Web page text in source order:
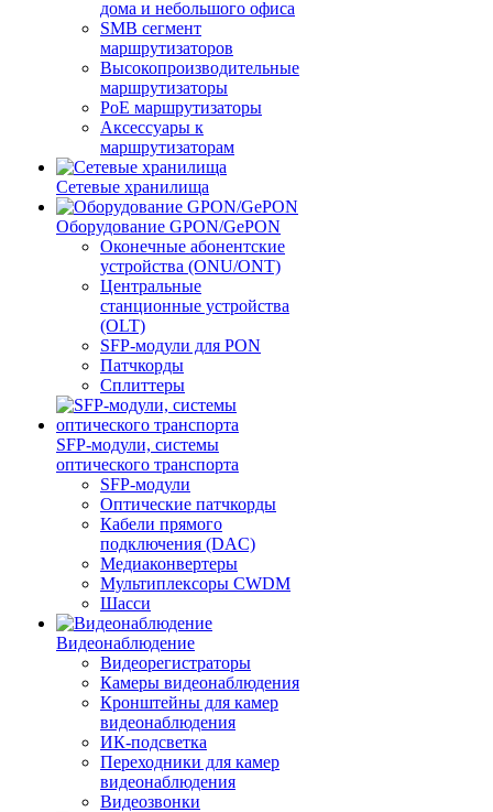
дома и небольшого офиса
SMB сегмент
маршрутизаторов
Высокопроизводительные
маршрутизаторы
PoE маршрутизаторы
Аксессуары к
маршрутизаторам
Сетевые хранилища
Оборудование GPON/GePON
Оконечные абонентские
устройства (ONU/ONT)
Центральные
станционные устройства
(OLT)
SFP-модули для PON
Патчкорды
Сплиттеры
SFP-модули, системы
оптического транспорта
SFP-модули
Оптические патчкорды
Кабели прямого
подключения (DAC)
Медиаконвертеры
Мультиплексоры CWDM
Шасси
Видеонаблюдение
Видеорегистраторы
Камеры видеонаблюдения
Кронштейны для камер
видеонаблюдения
ИК-подсветка
Переходники для камер
видеонаблюдения
Видеозвонки